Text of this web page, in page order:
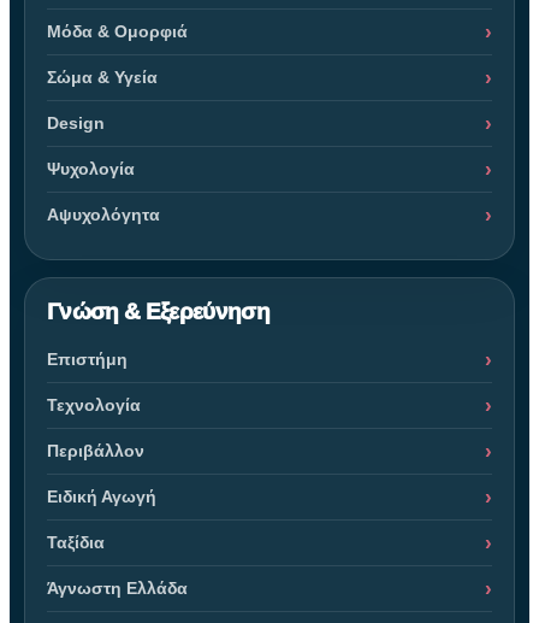
Μόδα & Ομορφιά
Σώμα & Υγεία
Design
Ψυχολογία
Αψυχολόγητα
Γνώση & Εξερεύνηση
Επιστήμη
Τεχνολογία
Περιβάλλον
Ειδική Αγωγή
Ταξίδια
Άγνωστη Ελλάδα